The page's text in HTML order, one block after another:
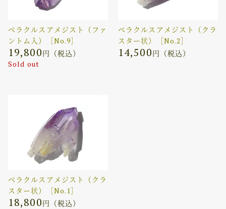
ベラクルスアメジスト（ファ
ントム入）［No.9］
19,800円（税込）
Sold out
ベラクルスアメジスト（クラ
スター状）［No.2］
14,500円（税込）
ベラクルスアメジスト（クラ
スター状）［No.1］
18,800円（税込）